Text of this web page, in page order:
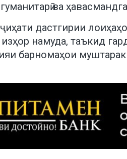
ва
дастгирии
намуда, таъкид
барномаҳои